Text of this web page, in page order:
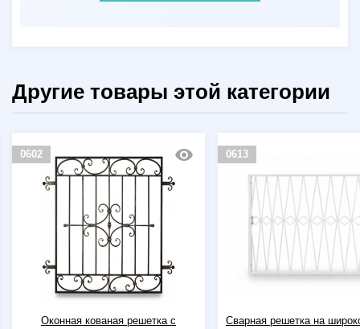
Другие товары этой категории
0613
Сварная решетка на широкое окно с
0559
Дутая оконная решетка с